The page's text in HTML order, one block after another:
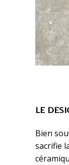
LE
Bien
sacrifie